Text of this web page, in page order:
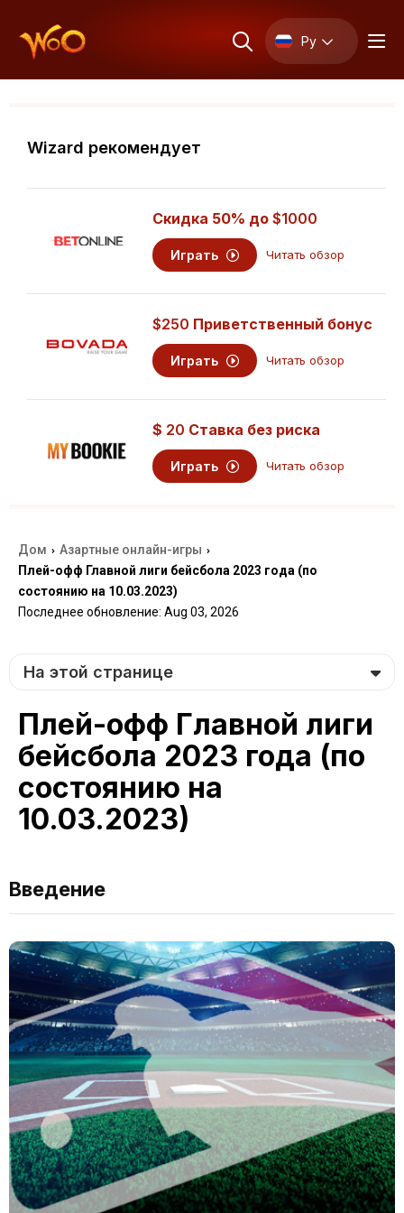
Ру
Wizard рекомендует
Скидка 50% до$1000
Играть Читать обзор
$250 Приветственный бонус
Играть Читать обзор
$ 20 Ставка без риска
Играть Читать обзор
Дом › Азартные онлайн-игры ›
Плей-офф Главной лиги бейсбола 2023 года (по
состоянию на 10.03.2023)
Последнее обновление: Aug 03, 2026
На этой странице
Плей-офф Главной лиги
бейсбола 2023 года (по
состоянию на
10.03.2023)
Введение